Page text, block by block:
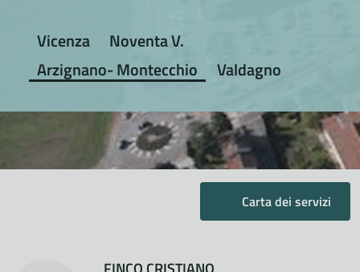
Vicenza
Noventa V.
Arzignano- Montecchio
Valdagno
Carta dei servizi